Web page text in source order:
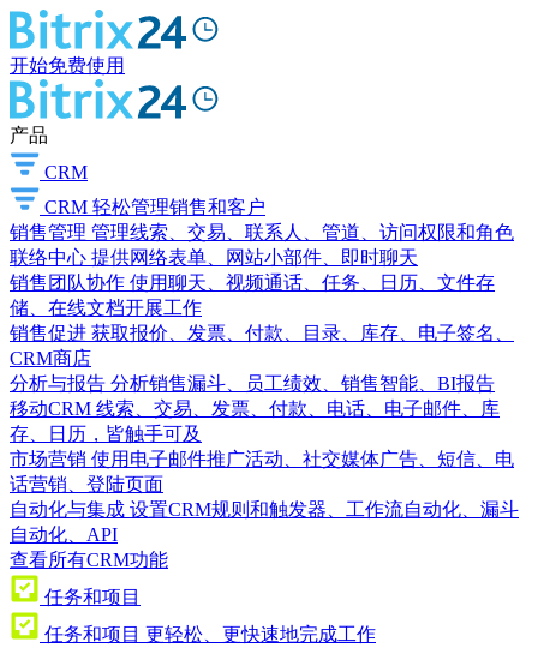
开始免费使用
产品
CRM
CRM 轻松管理销售和客户
销售管理 管理线索、交易、联系人、管道、访问权限和角色
联络中心 提供网络表单、网站小部件、即时聊天
销售团队协作 使用聊天、视频通话、任务、日历、文件存
储、在线文档开展工作
销售促进 获取报价、发票、付款、目录、库存、电子签名、
CRM商店
分析与报告 分析销售漏斗、员工绩效、销售智能、BI报告
移动CRM 线索、交易、发票、付款、电话、电子邮件、库
存、日历，皆触手可及
市场营销 使用电子邮件推广活动、社交媒体广告、短信、电
话营销、登陆页面
自动化与集成 设置CRM规则和触发器、工作流自动化、漏斗
自动化、API
查看所有CRM功能
任务和项目
任务和项目 更轻松、更快速地完成工作